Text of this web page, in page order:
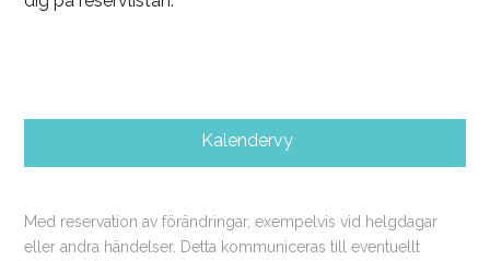
Kalendervy
Med reservation av förändringar, exempelvis vid helgdagar
eller andra händelser. Detta kommuniceras till eventuellt